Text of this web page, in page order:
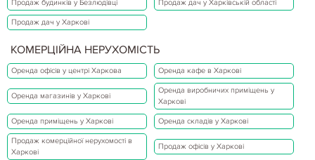
Продаж будинків у Безлюдівці Продаж дач у Харківській області
Продаж дач у Харкові
КОМЕРЦІЙНА НЕРУХОМІСТЬ
Оренда офісів у центрі Харкова Оренда кафе в Харкові
Оренда магазинів у Харкові
Оренда виробничих приміщень у
Харкові
Оренда приміщень у Харкові Оренда складів у Харкові
Продаж комерційної нерухомості в
Харкові
Продаж офісів у Харкові